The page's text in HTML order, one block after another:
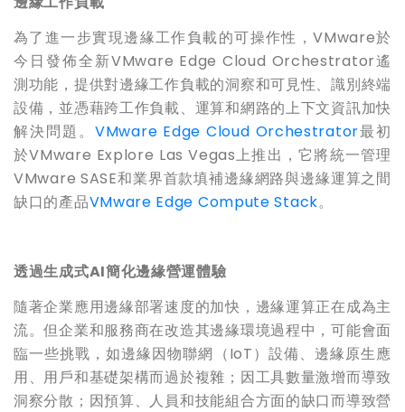
為了進一步實現邊緣工作負載的可操作性，VMware於
今日發佈全新VMware Edge Cloud Orchestrator遙
測功能，提供對邊緣工作負載的洞察和可見性、識別終端
設備，並憑藉跨工作負載、運算和網路的上下文資訊加快
解決問題。VMware Edge Cloud Orchestrator最初
於VMware Explore Las Vegas上推出，它將統一管理
VMware SASE和業界首款填補邊緣網路與邊緣運算之間
缺口的產品VMware Edge Compute Stack。
透過生成式AI簡化邊緣營運體驗
隨著企業應用邊緣部署速度的加快，邊緣運算正在成為主
流。但企業和服務商在改造其邊緣環境過程中，可能會面
臨一些挑戰，如邊緣因物聯網（IoT）設備、邊緣原生應
用、用戶和基礎架構而過於複雜；因工具數量激增而導致
洞察分散；因預算、人員和技能組合方面的缺口而導致營